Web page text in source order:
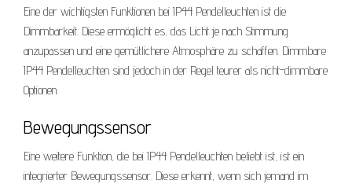
Eine der wichtigsten Funktionen bei IP44 Pendelleuchten ist die
Dimmbarkeit. Diese ermöglicht es, das Licht je nach Stimmung
anzupassen und eine gemütlichere Atmosphäre zu schaffen. Dimmbare
IP44 Pendelleuchten sind jedoch in der Regel teurer als nicht-dimmbare
Optionen.
Bewegungssensor
Eine weitere Funktion, die bei IP44 Pendelleuchten beliebt ist, ist ein
integrierter Bewegungssensor. Diese erkennt, wenn sich jemand im